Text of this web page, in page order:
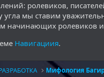
ролевиков,
угла мы ставим
ролевиков
Навигациия.
Мифология